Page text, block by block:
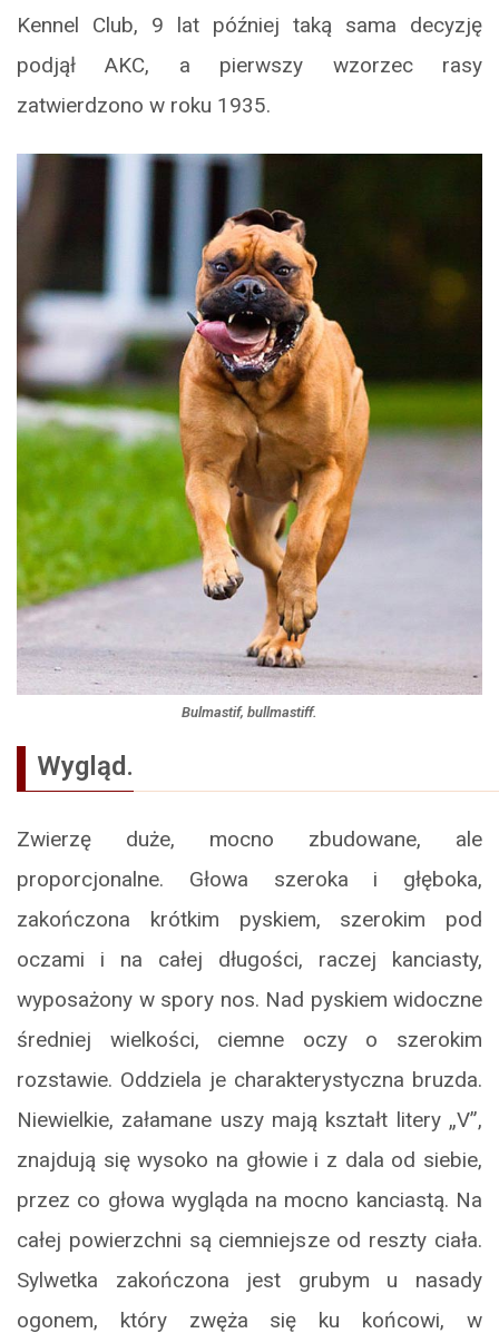
Kennel Club, 9 lat później taką sama decyzję
podjął AKC, a pierwszy wzorzec rasy
zatwierdzono w roku 1935.
Bulmastif, bullmastiff.
Wygląd.
Zwierzę duże, mocno zbudowane, ale
proporcjonalne. Głowa szeroka i głęboka,
zakończona krótkim pyskiem, szerokim pod
oczami i na całej długości, raczej kanciasty,
wyposażony w spory nos. Nad pyskiem widoczne
średniej wielkości, ciemne oczy o szerokim
rozstawie. Oddziela je charakterystyczna bruzda.
Niewielkie, załamane uszy mają kształt litery „V”,
znajdują się wysoko na głowie i z dala od siebie,
przez co głowa wygląda na mocno kanciastą. Na
całej powierzchni są ciemniejsze od reszty ciała.
Sylwetka zakończona jest grubym u nasady
ogonem, który zwęża się ku końcowi, w